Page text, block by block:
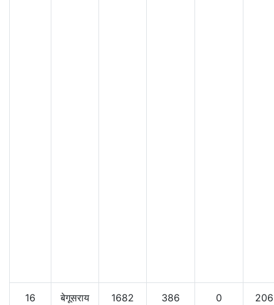
16
बेगूसराय
1682 386 0